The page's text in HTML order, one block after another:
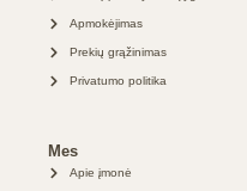
Apmokėjimas
Prekių grąžinimas
Privatumo politika
Mes
Apie įmonė